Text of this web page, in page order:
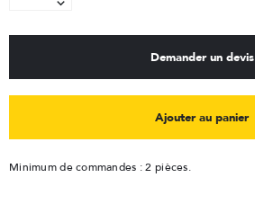
Demander un devis
Ajouter au panier
Minimum de commandes : 2 pièces.